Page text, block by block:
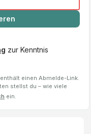
zur Kenntnis
einen Abmelde-Link.
stellst du – wie viele
ein.